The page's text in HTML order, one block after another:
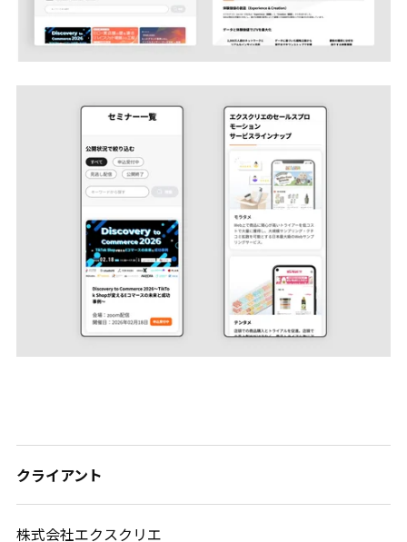
クライアント
株式会社エクスクリエ